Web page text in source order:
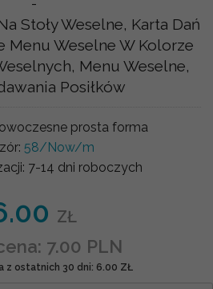
-
Stoły Weselne, Karta Dań
Menu Weselne W Kolorze
Menu Weselne,
Posiłków
prosta forma
58/Now/m
7-14 dni roboczych
ZŁ
7.00 PLN
z ostatnich 30 dni: 6.00 ZŁ